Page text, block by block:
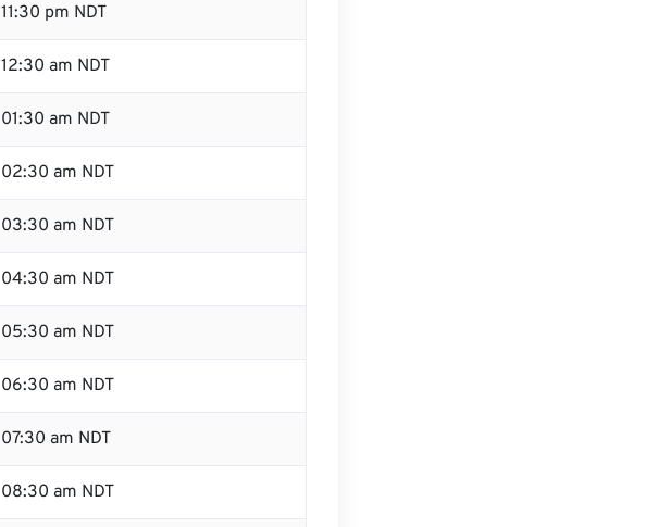
11:30 pm NDT
12:30 am NDT
01:30 am NDT
02:30 am NDT
03:30 am NDT
04:30 am NDT
05:30 am NDT
06:30 am NDT
07:30 am NDT
08:30 am NDT